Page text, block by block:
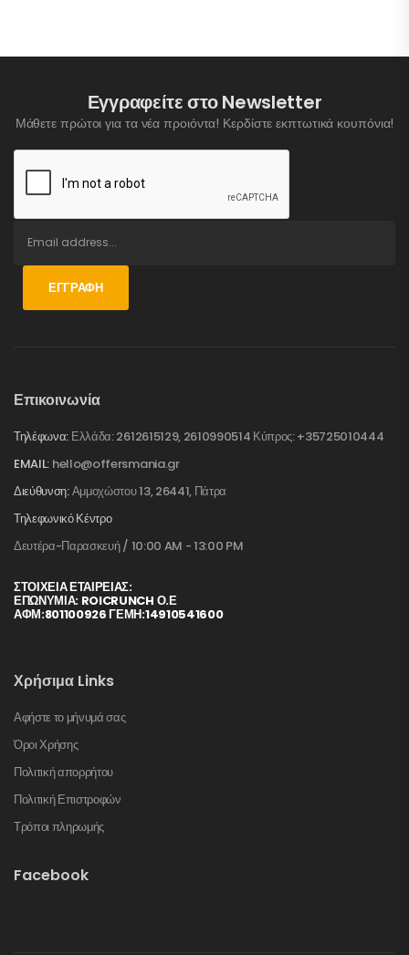
Εγγραφείτε στο Newsletter
Μάθετε πρώτοι για τα νέα προιόντα! Κερδίστε εκπτωτικά κουπόνια!
ΕΓΓΡΑΦΉ
Επικοινωνία
Τηλέφωνα: Ελλάδα: 2612615129, 2610990514 Κύπρος: +35725010444
EMAIL: hello@offersmania.gr
Διεύθυνση:Αμμοχώστου 13, 26441, Πάτρα
Τηλεφωνικό Κέντρο
Δευτέρα-Παρασκευή / 10:00 AM - 13:00 PM
ΣΤΟΙΧΕΊΑ ΕΤΑΙΡΕΊΑΣ:
ΕΠΩΝΥΜΙΑ: ROICRUNCH Ο.Ε
ΑΦΜ:801100926 ΓΕΜΗ:14910541600
Χρήσιμα Links
Αφήστε το μήνυμά σας
Όροι Χρήσης
Πολιτική απορρήτου
Πολιτική Επιστροφών
Τρόποι πληρωμής
Facebook